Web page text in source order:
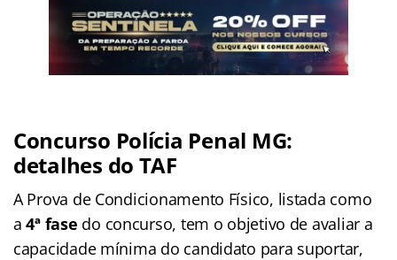
Concurso Polícia Penal MG:
detalhes do TAF
A Prova de Condicionamento Físico, listada como
a4ª fase do concurso, tem o objetivo de avaliar a
capacidade mínima do candidato para suportar,